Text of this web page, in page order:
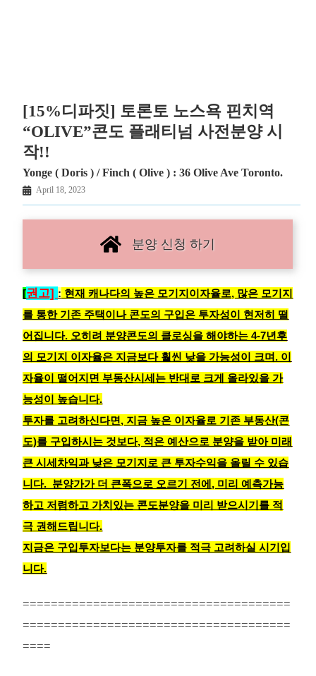
[15%디파짓] 토론토 노스욕 핀치역
“OLIVE”콘도 플래티넘 사전분양 시
작!!
Yonge ( Doris ) / Finch ( Olive ) : 36 Olive Ave Toronto.
April 18, 2023
분양 신청 하기
[권고] : 현재 캐나다의 높은 모기지이자율로, 많은 모기지
를 통한 기존 주택이나 콘도의 구입은 투자성이 현저히 떨
어집니다. 오히려 분양콘도의 클로싱을 해야하는 4-7년후
의 모기지 이자율은 지금보다 훨씬 낮을 가능성이 크며. 이
자율이 떨어지면 부동산시세는 반대로 크게 올라있을 가
능성이 높습니다.
투자를 고려하신다면, 지금 높은 이자율로 기존 부동산(콘
도)를 구입하시는 것보다, 적은 예산으로 분양을 받아 미래
큰 시세차익과 낮은 모기지로 큰 투자수익을 올릴 수 있습
니다. 분양가가 더 큰폭으로 오르기 전에, 미리 예측가능
하고 저렴하고 가치있는 콘도분양을 미리 받으시기를 적
극 권해드립니다.
지금은 구입투자보다는 분양투자를 적극 고려하실 시기입
니다.
======================================
======================================
====